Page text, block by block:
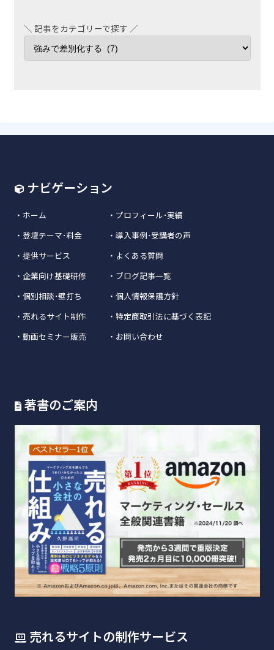
＼ 記事をカテゴリーで探す ／
ナビゲーション
・ ホーム
・ 登壇テーマ･料金
・ 提供サービス
・ 企業向け基礎研修
・ 個別相談･壁打ち
・ 売れるサイト制作
・ 動画セミナー販売
・ プロフィール･実績
・ 導入事例･受講者の声
・ よくある質問
・ ブログ記事一覧
・ 個人情報保護方針
・ 特定商取引法に基づく表記
・ お問い合わせ
著書のご案内
売れるサイトの制作サービス